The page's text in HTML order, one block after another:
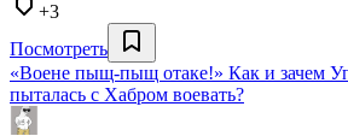
+3
Посмотреть
«Воене пыщ-пыщ отаке!» Как и зачем
пыталась с Хабром воевать?